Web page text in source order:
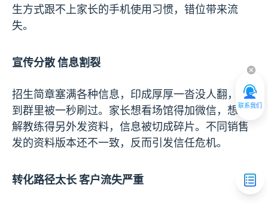
联系我们
生方式跟不上家长的手机使用习惯，错位带来流
失。
宣传分散 信息割裂
招生简章塞满各种信息，印成厚厚一沓没人翻，发
到群里被一秒刷过。家长想看场馆得加微信，想了
解教练得另外发资料，信息被切成碎片。不同销售
发的资料版本还不一致，反而引发信任危机。
转化路径太长 客户流失严重